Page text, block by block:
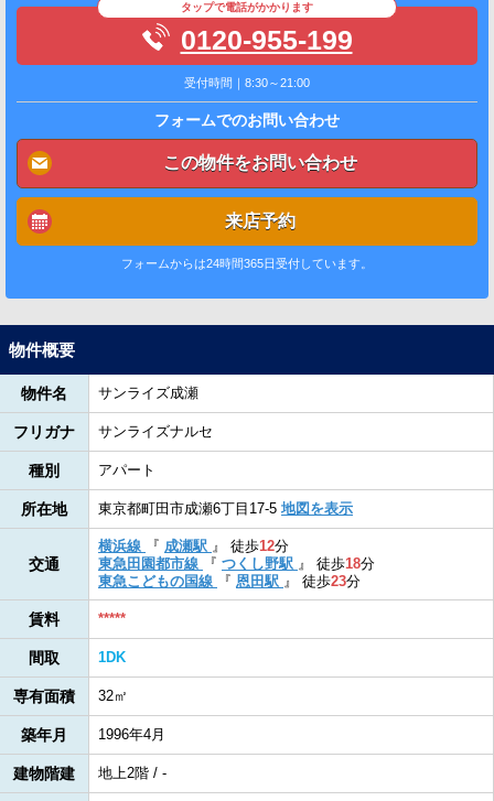
タップで電話がかかります
0120-955-199
受付時間｜8:30～21:00
フォームでのお問い合わせ
この物件をお問い合わせ
来店予約
フォームからは24時間365日受付しています。
物件概要
物件名 サンライズ成瀬
フリガナ サンライズナルセ
種別 アパート
所在地 東京都町田市成瀬6丁目17-5 地図を表示
交通
横浜線 『 成瀬駅 』 徒歩12分
東急田園都市線
『 つくし野駅 』 徒歩18分
東急こどもの国線
『 恩田駅 』 徒歩23分
賃料 *****
間取 1DK
専有面積 32㎡
築年月 1996年4月
建物階建 地上2階 / -